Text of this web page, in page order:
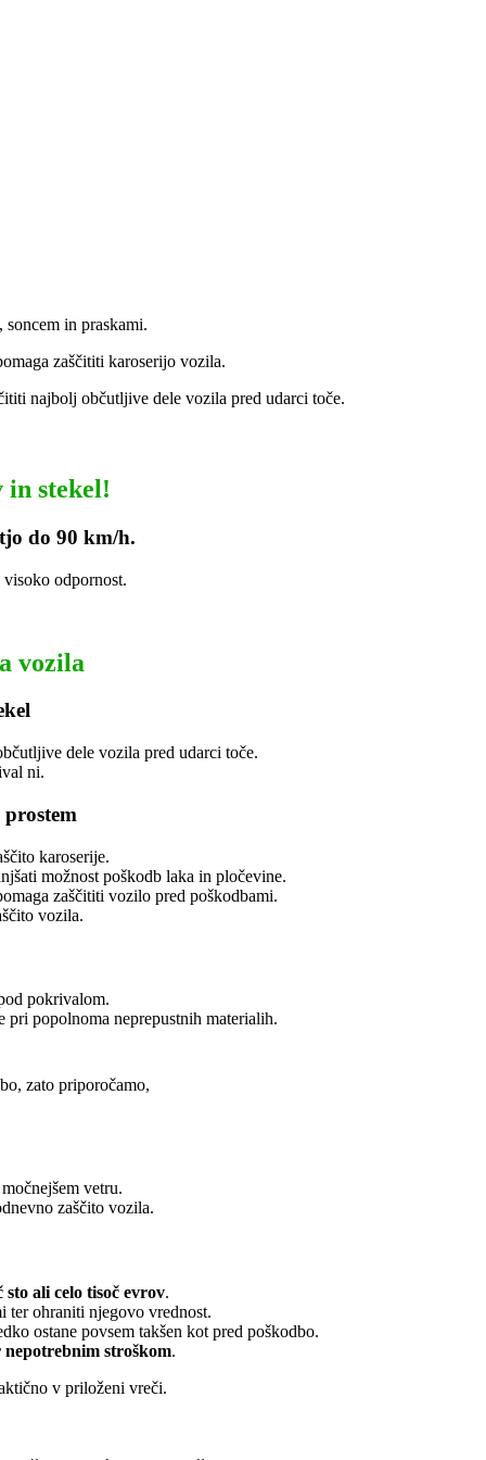
soncem in praskami.
zaščititi karoserijo vozila.
najbolj občutljive dele vozila pred udarci toče.
in stekel!
do 90 km/h.
odpornost.
vozila
dele vozila pred udarci toče.
ni.
karoserije.
možnost poškodb laka in pločevine.
zaščititi vozilo pred poškodbami.
vozila.
pokrivalom.
pri popolnoma neprepustnih materialih.
zato priporočamo,
vetru.
zaščito vozila.
sto ali celo tisoč evrov.
ter ohraniti njegovo vrednost.
ostane povsem takšen kot pred poškodbo.
nepotrebnim stroškom.
v priloženi vreči.